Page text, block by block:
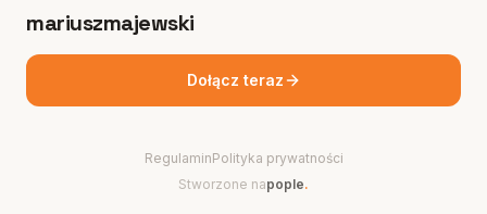
mariuszmajewski
Dołącz teraz
RegulaminPolityka prywatności
Stworzone napople.